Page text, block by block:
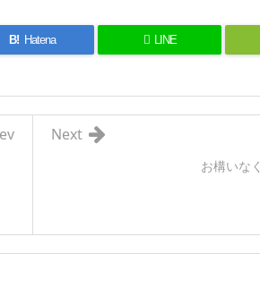
B! Hatena LINE
お構いなく
Next